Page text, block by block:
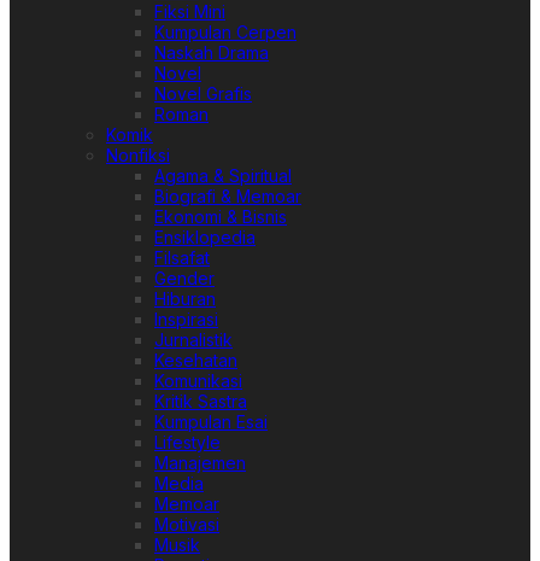
Fiksi Mini
Kumpulan Cerpen
Naskah Drama
Novel
Novel Grafis
Roman
Komik
Nonfiksi
Agama & Spiritual
Biografi & Memoar
Ekonomi & Bisnis
Ensiklopedia
Filsafat
Gender
Hiburan
Inspirasi
Jurnalistik
Kesehatan
Komunikasi
Kritik Sastra
Kumpulan Esai
Lifestyle
Manajemen
Media
Memoar
Motivasi
Musik